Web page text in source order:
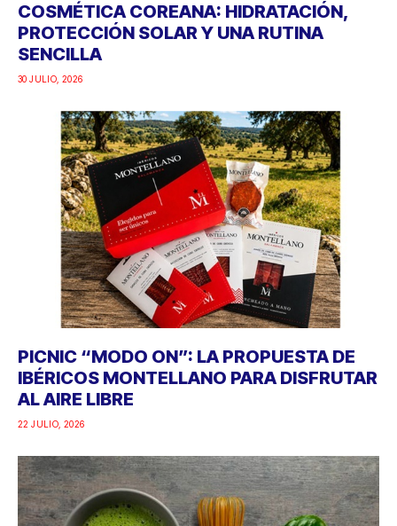
COSMÉTICA COREANA: HIDRATACIÓN,
PROTECCIÓN SOLAR Y UNA RUTINA
SENCILLA
30 JULIO, 2026
PICNIC “MODO ON”: LA PROPUESTA DE
IBÉRICOS MONTELLANO PARA DISFRUTAR
AL AIRE LIBRE
22 JULIO, 2026